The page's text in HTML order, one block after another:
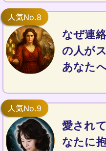
なぜ連
の人が
あなた
愛され
なたに